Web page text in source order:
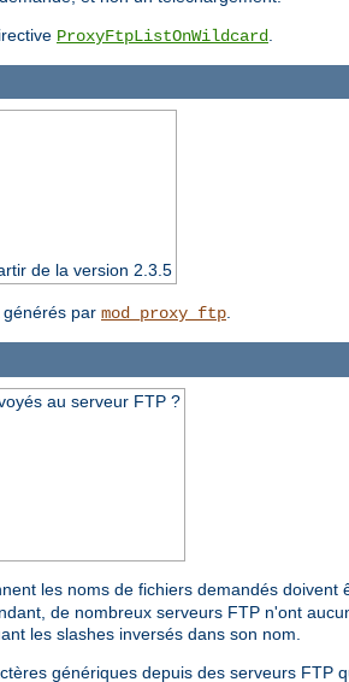
ProxyFtpListOnWildcard
de la version 2.3.5
par mod_proxy_ftp
au serveur FTP ?
les noms de fichiers demandés doivent
de nombreux serveurs FTP n'ont
les slashes inversés dans son nom.
génériques depuis des serveurs FTP